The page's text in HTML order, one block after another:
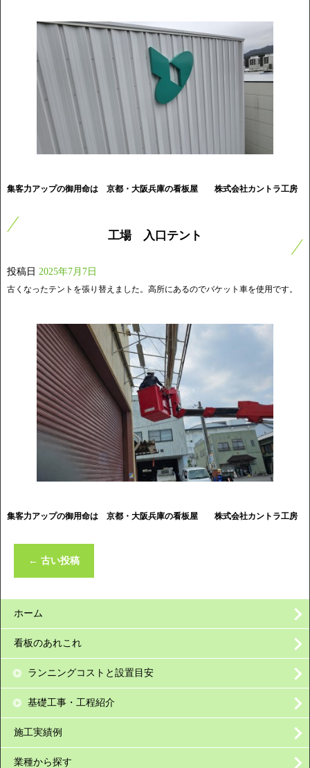
集客力アップの御用命は 京都・大阪兵庫の看板屋 株式会社カントラ工房
工場 入口テント
投稿日 2025年7月7日
古くなったテントを張り替えました。高所にあるのでバケット車を使用です。
集客力アップの御用命は 京都・大阪兵庫の看板屋 株式会社カントラ工房
← 古い投稿
ホーム
看板のあれこれ
ランニングコストと設置目安
基礎工事・工程紹介
施工実績例
業種から探す